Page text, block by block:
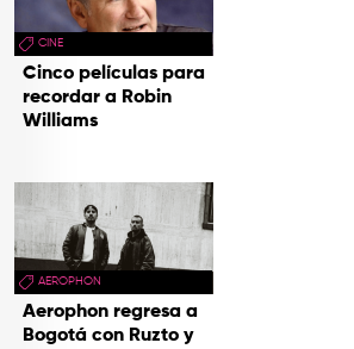
CINE
Cinco películas para
recordar a Robin
Williams
AEROPHON
Aerophon regresa a
Bogotá con Ruzto y